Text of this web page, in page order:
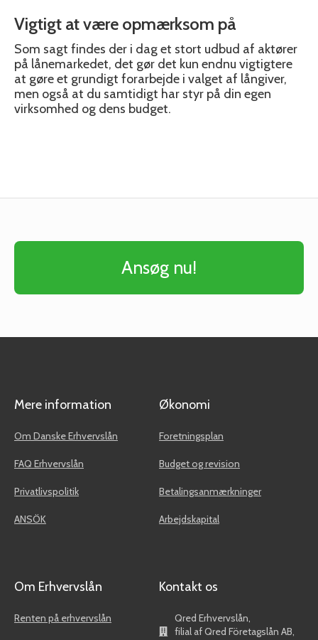
Vigtigt at være opmærksom på
Som sagt findes der i dag et stort udbud af aktører
på lånemarkedet, det gør det kun endnu vigtigtere
at gøre et grundigt forarbejde i valget af långiver,
men også at du samtidigt har styr på din egen
virksomhed og dens budget.
Ansøg nu!
Mere information
Om Danske Erhvervslån
FAQ Erhvervslån
Privatlivspolitik
ANSÖK
Økonomi
Foretningsplan
Budget og revision
Betalingsanmærkninger
Arbejdskapital
Om Erhvervslån
Renten på erhvervslån
Kontakt os
Qred Erhvervslån,
filial af Qred Företagslån AB,